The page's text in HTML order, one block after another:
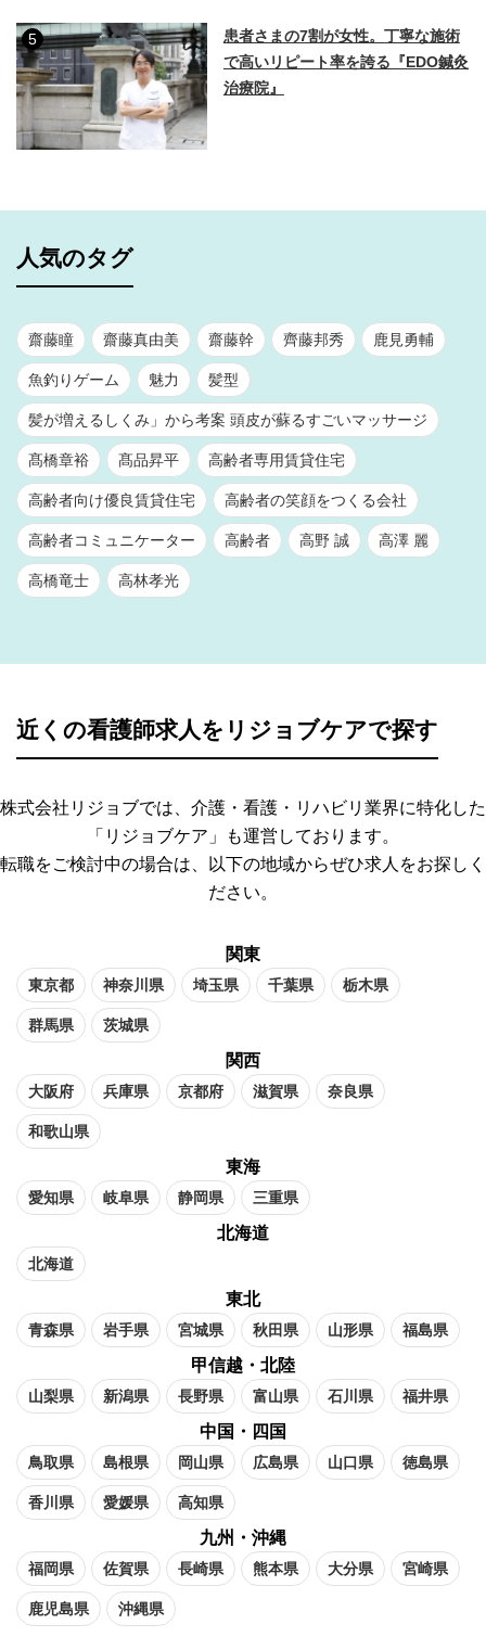
5
患者さまの7割が女性。丁寧な施術
で高いリピート率を誇る『EDO鍼灸
治療院』
人気のタグ
齋藤瞳 齋藤真由美 齋藤幹 齊藤邦秀 鹿見勇輔
魚釣りゲーム 魅力 髪型
髪が増えるしくみ」から考案 頭皮が蘇るすごいマッサージ
髙橋章裕 髙品昇平 高齢者専用賃貸住宅
高齢者向け優良賃貸住宅 高齢者の笑顔をつくる会社
高齢者コミュニケーター 高齢者 高野 誠 高澤 麗
高橋竜士 高林孝光
近くの看護師求人をリジョブケアで探す
株式会社リジョブでは、介護・看護・リハビリ業界に特化した
「リジョブケア」も運営しております。
転職をご検討中の場合は、以下の地域からぜひ求人をお探しく
ださい。
関東
東京都 神奈川県 埼玉県 千葉県 栃木県
群馬県 茨城県
関西
大阪府 兵庫県 京都府 滋賀県 奈良県
和歌山県
東海
愛知県 岐阜県 静岡県 三重県
北海道
北海道
東北
青森県 岩手県 宮城県 秋田県 山形県 福島県
甲信越・北陸
山梨県 新潟県 長野県 富山県 石川県 福井県
中国・四国
鳥取県 島根県 岡山県 広島県 山口県 徳島県
香川県 愛媛県 高知県
九州・沖縄
福岡県 佐賀県 長崎県 熊本県 大分県 宮崎県
鹿児島県 沖縄県